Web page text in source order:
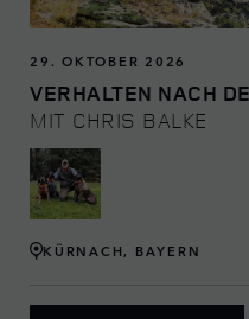
29. OKTOBER 2026
VERHALTEN NACH
MIT CHRIS BALKE
KÜRNACH, BAYERN